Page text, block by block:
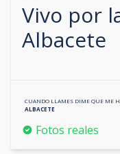
Vivo por
Albacete
CUANDO LLAMES DIME QUE ME
ALBACETE
Fotos reales